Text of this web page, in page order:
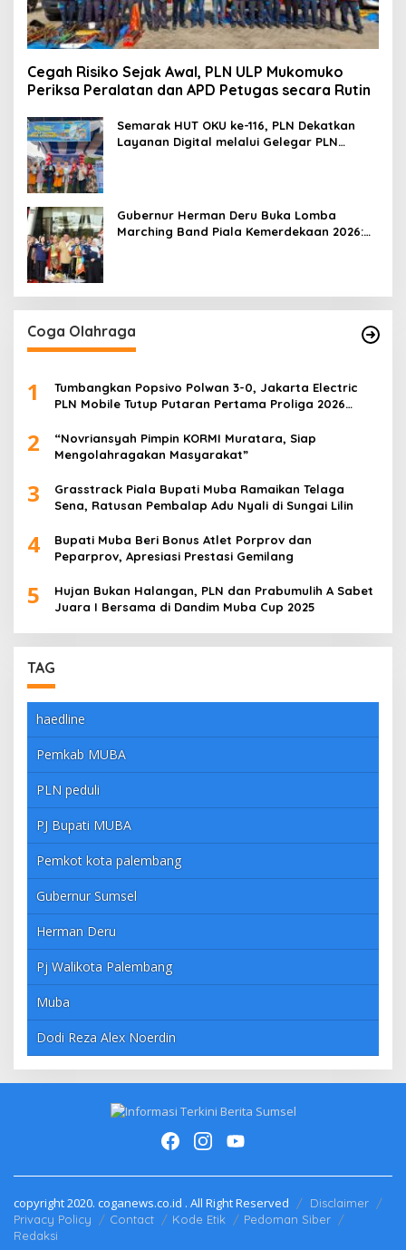
Cegah Risiko Sejak Awal, PLN ULP Mukomuko
Periksa Peralatan dan APD Petugas secara Rutin
Semarak HUT OKU ke-116, PLN Dekatkan
Layanan Digital melalui Gelegar PLN
Gubernur Herman Deru Buka Lomba
Marching Band Piala Kemerdekaan 2026:
Coga Olahraga
1
Tumbangkan Popsivo Polwan 3-0, Jakarta Electric
PLN Mobile Tutup Putaran Pertama Proliga 2026
2
“Novriansyah Pimpin KORMI Muratara, Siap
Mengolahragakan Masyarakat”
3
Grasstrack Piala Bupati Muba Ramaikan Telaga
Sena, Ratusan Pembalap Adu Nyali di Sungai Lilin
4
Bupati Muba Beri Bonus Atlet Porprov dan
Peparprov, Apresiasi Prestasi Gemilang
5
Hujan Bukan Halangan, PLN dan Prabumulih A Sabet
Juara I Bersama di Dandim Muba Cup 2025
TAG
haedline
Pemkab MUBA
PLN peduli
PJ Bupati MUBA
Pemkot kota palembang
Gubernur Sumsel
Herman Deru
Pj Walikota Palembang
Muba
Dodi Reza Alex Noerdin
copyright 2020. coganews.co.id . All Right Reserved
Disclaimer
Privacy Policy
Contact Kode Etik
Pedoman Siber
Redaksi